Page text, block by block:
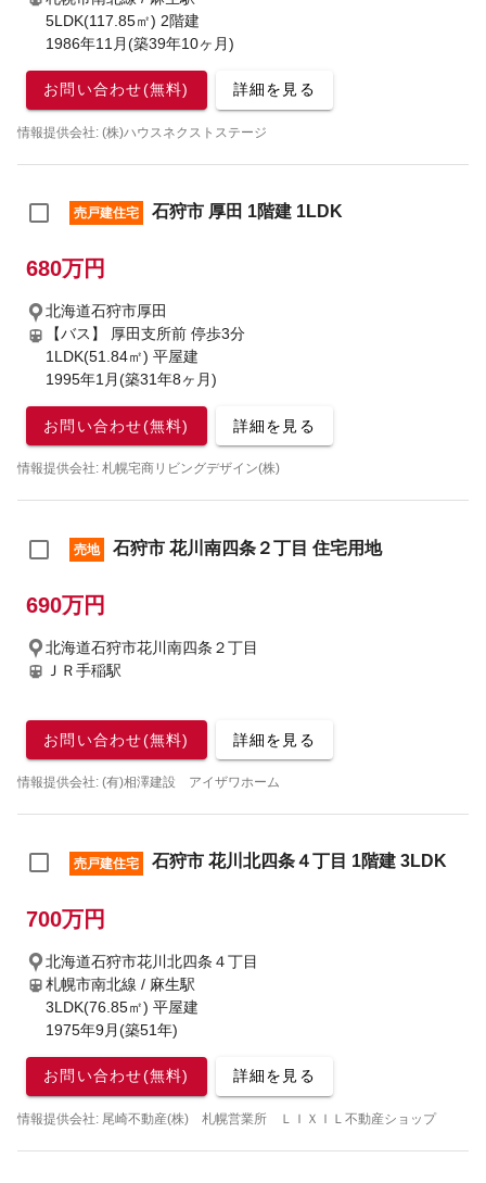
5LDK(117.85㎡) 2階建
1986年11月(築39年10ヶ月)
お問い合わせ(無料) 詳細を見る
情報提供会社: (株)ハウスネクストステージ
売戸建住宅 石狩市 厚田 1階建 1LDK
680万円
北海道石狩市厚田
【バス】 厚田支所前 停歩3分
1LDK(51.84㎡) 平屋建
1995年1月(築31年8ヶ月)
お問い合わせ(無料) 詳細を見る
情報提供会社: 札幌宅商リビングデザイン(株)
売地 石狩市 花川南四条２丁目 住宅用地
690万円
北海道石狩市花川南四条２丁目
ＪＲ手稲駅
お問い合わせ(無料) 詳細を見る
情報提供会社: (有)相澤建設 アイザワホーム
売戸建住宅 石狩市 花川北四条４丁目 1階建 3LDK
700万円
北海道石狩市花川北四条４丁目
札幌市南北線 / 麻生駅
3LDK(76.85㎡) 平屋建
1975年9月(築51年)
お問い合わせ(無料) 詳細を見る
情報提供会社: 尾崎不動産(株) 札幌営業所 ＬＩＸＩＬ不動産ショップ